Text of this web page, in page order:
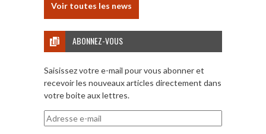
Voir toutes les news
ABONNEZ-VOUS
Saisissez votre e-mail pour vous abonner et
recevoir les nouveaux articles directement dans
votre boite aux lettres.
Adresse
e-